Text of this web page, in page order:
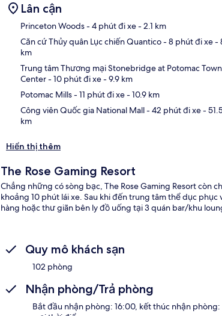
Lân cận
Princeton Woods- 4 phút đi xe- 2.1 km
Căn cứ Thủy quân Lục chiến Quantico- 8 phút đi xe-
km
Trung tâm Thương mại Stonebridge at Potomac Town
Center- 10 phút đi xe- 9.9 km
Potomac Mills- 11 phút đi xe- 10.9 km
Công viên Quốc gia National Mall- 42 phút đi xe-
km
Hiển thị thêm
The Rose Gaming Resort
Chẳng những có sòng bạc, The Rose Gaming Resort còn
khoảng 10 phút lái xe. Sau khi đến trung tâm thể dục
hàng hoặc thư giãn bên ly đồ uống tại 3 quán bar/khu
Quy mô khách sạn
102 phòng
Nhận phòng/Trả phòng
Bắt đầu nhận phòng: 16:00, kết thúc nhận phòng: